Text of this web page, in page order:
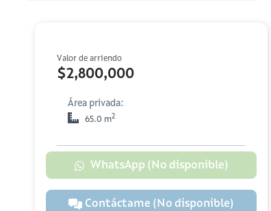
Valor de arriendo
$2,800,000
Área privada:
65.0 m2
WhatsApp (No disponible)
Contáctame (No disponible)